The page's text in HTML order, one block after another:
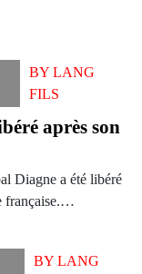
BYLANG
FILS
après son
Diagne a été libéré
française.…
BY LANG